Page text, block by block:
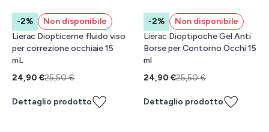
-2%
Non disponibile
Lierac Diopticerne fluido viso
per correzione occhiaie 15
mL
24,90 €25,50 €
Dettaglio prodotto
-2%
Non disponibile
Lierac Dioptipoche Gel Anti
Borse per Contorno Occhi 15
ml
24,90 €25,50 €
Dettaglio prodotto